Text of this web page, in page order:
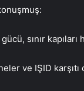
sınır
ve IŞID